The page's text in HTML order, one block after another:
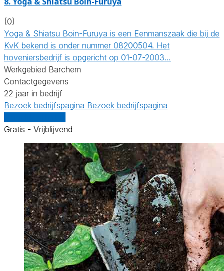
(0)
Yoga & Shiatsu Boin-Furuya is een Eenmanszaak die bij de
KvK bekend is onder nummer 08200504. Het
hoveniersbedrijf is opgericht op 01-07-2003…
Werkgebied Barchem
Contactgegevens
22 jaar in bedrijf
Bezoek bedrijfspagina Bezoek bedrijfspagina
Gratis - Vrijblijvend